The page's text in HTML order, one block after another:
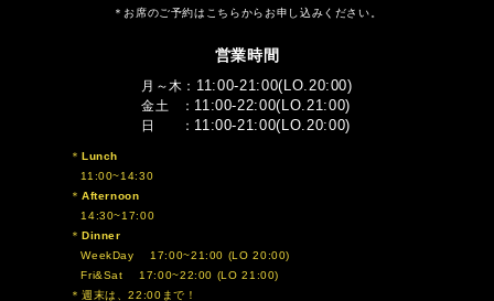
お席のご予約はこちらからお申し込みください。
営業時間
月～木 11:00-21:00(LO.20:00)
金土 11:00-22:00(LO.21:00)
日 11:00-21:00(LO.20:00)
Lunch
11:00~14:30
Afternoon
14:30~17:00
Dinner
WeekDay 17:00~21:00 (LO 20:00)
Fri&Sat 17:00~22:00 (LO 21:00)
週末は、22:00まで！